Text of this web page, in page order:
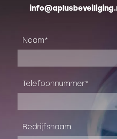
Naam
Telefoonnummer
Bedrijfsnaam